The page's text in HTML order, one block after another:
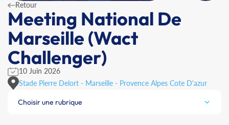
Retour
Meeting National De
Marseille (Wact
Challenger)
10 Juin 2026
Stade Pierre Delort - Marseille - Provence Alpes Cote D'azur
Choisir une rubrique